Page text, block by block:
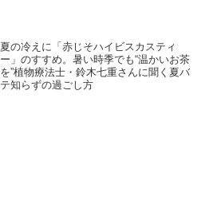
夏の冷えに「赤じそハイビスカスティ
ー」のすすめ。暑い時季でも“温かいお茶
を”植物療法士・鈴木七重さんに聞く夏バ
テ知らずの過ごし方